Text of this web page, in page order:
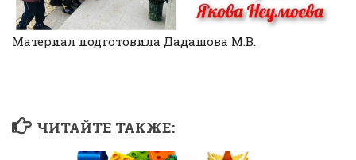
Материал подготовила Дадашова М.В.
ЧИТАЙТЕ ТАКЖЕ: